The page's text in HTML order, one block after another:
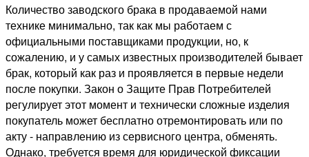
Количество заводского брака в продаваемой нами
технике минимально, так как мы работаем с
официальными поставщиками продукции, но, к
сожалению, и у самых известных производителей бывает
брак, который как раз и проявляется в первые недели
после покупки. Закон о Защите Прав Потребителей
регулирует этот момент и технически сложные изделия
покупатель может бесплатно отремонтировать или по
акту - направлению из сервисного центра, обменять.
Однако, требуется время для юридической фиксации